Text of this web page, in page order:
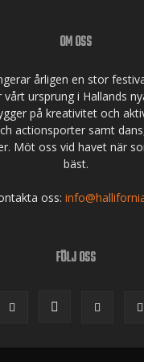
OM OSS
årligen en stor
vårt ursprung i Hallands
på kreativitet och
actionsporter samt
Möt oss vid havet när
bäst.
oss:
FÖLJ OSS